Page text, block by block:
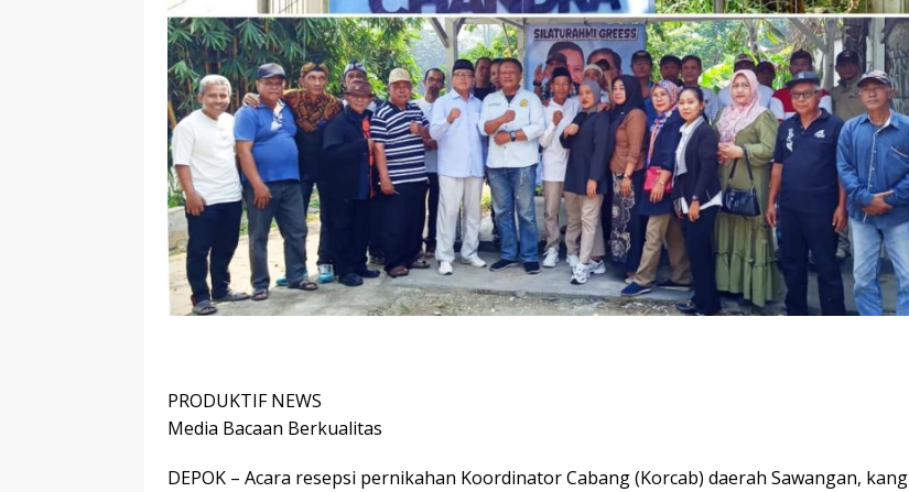
PRODUKTIF NEWS
Media Bacaan Berkualitas
DEPOK – Acara resepsi pernikahan Koordinator Cabang (Korcab) daerah Sawangan, kang